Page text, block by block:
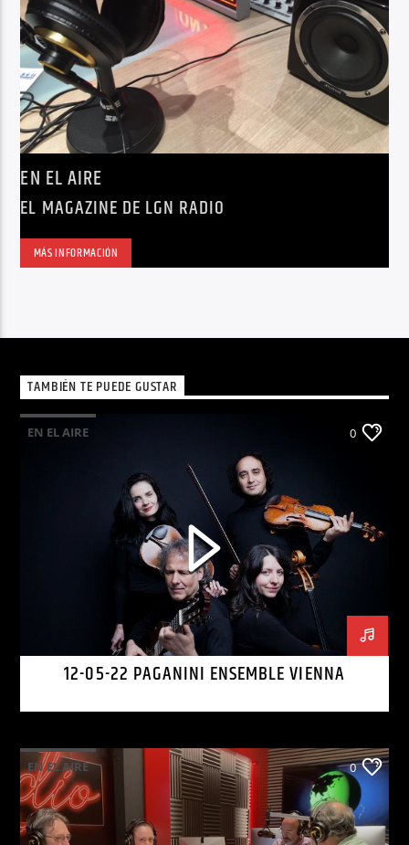
EN EL AIRE
EL MAGAZINE DE LGN RADIO
MÁS INFORMACIÓN
TAMBIÉN TE PUEDE GUSTAR
EN EL AIRE 0
12-05-22 PAGANINI ENSEMBLE VIENNA
EN EL AIRE 0